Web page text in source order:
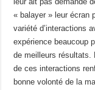
« balayer » leur écran
variété d’interactions
expérience beaucoup
de meilleurs résultats.
de ces interactions
bonne volonté de la